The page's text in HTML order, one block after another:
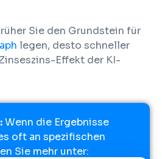
Sie den Grundstein für
legen, desto schneller
Effekt der KI-
Wenn die Ergebnisse
oft an spezifischen
Sie mehr unter: